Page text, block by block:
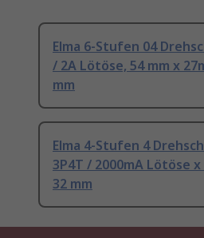
Elma 6-Stufen 04
/ 2A Lötöse, 54 mm x
mm
Elma 4-Stufen 4
3P4T / 2000mA Lötöse x
32 mm